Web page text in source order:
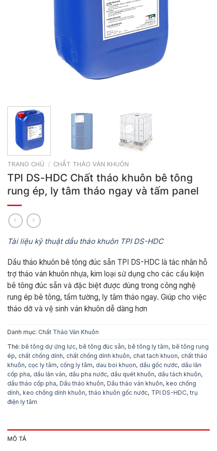
TRANG CHỦ / CHẤT THÁO VÁN KHUÔN
TPI DS-HDC Chất tháo khuôn bê tông
rung ép, ly tâm tháo ngay và tấm panel
Tài liệu kỹ thuật dầu tháo khuôn TPI DS-HDC
Dầu tháo khuôn bê tông đúc sẵn TPI DS-HDC là tác nhân hỗ
trợ tháo ván khuôn nhựa, kim loại sử dụng cho các cấu kiện
bê tông đúc sẵn và đặc biệt được dùng trong công nghệ
rung ép bê tông, tấm tường, ly tâm tháo ngay. Giúp cho việc
tháo dỡ và vệ sinh ván khuôn dễ dàng hơn
Danh mục: Chất Tháo Ván Khuôn
Thẻ: bê tông dự ứng lực, bê tông đúc sẵn, bê tông ly tâm, bê tông rung
ép, chất chống dính, chất chống dính khuôn, chat tach khuon, chất tháo
khuôn, cọc ly tâm, cống ly tâm, dau boi khuon, dầu gốc nước, dầu lăn
cốp pha, dầu lăn ván, dầu pha nước, dầu quét khuôn, dầu tách khuôn,
dầu tháo cốp pha, Dầu tháo khuôn, Dầu tháo ván khuôn, keo chống
dính, keo chống dính khuôn, tháo khuôn gốc nước, TPI DS-HDC, trụ
điện ly tâm
MÔ TẢ